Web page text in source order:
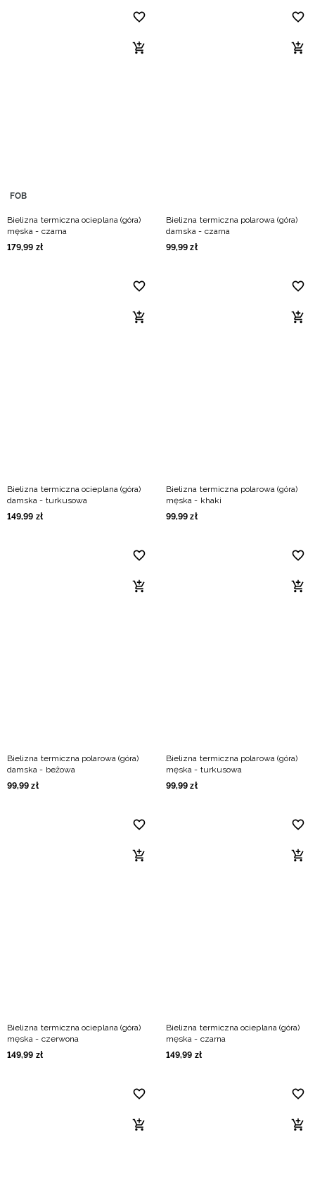
FOB
Bielizna termiczna ocieplana (góra)
męska - czarna
179,99 zł
Bielizna termiczna polarowa (góra)
damska - czarna
99,99 zł
Bielizna termiczna ocieplana (góra)
damska - turkusowa
149,99 zł
Bielizna termiczna polarowa (góra)
męska - khaki
99,99 zł
Bielizna termiczna polarowa (góra)
damska - beżowa
99,99 zł
Bielizna termiczna polarowa (góra)
męska - turkusowa
99,99 zł
Bielizna termiczna ocieplana (góra)
męska - czerwona
149,99 zł
Bielizna termiczna ocieplana (góra)
męska - czarna
149,99 zł